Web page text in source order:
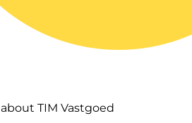
TIM Vastgoed